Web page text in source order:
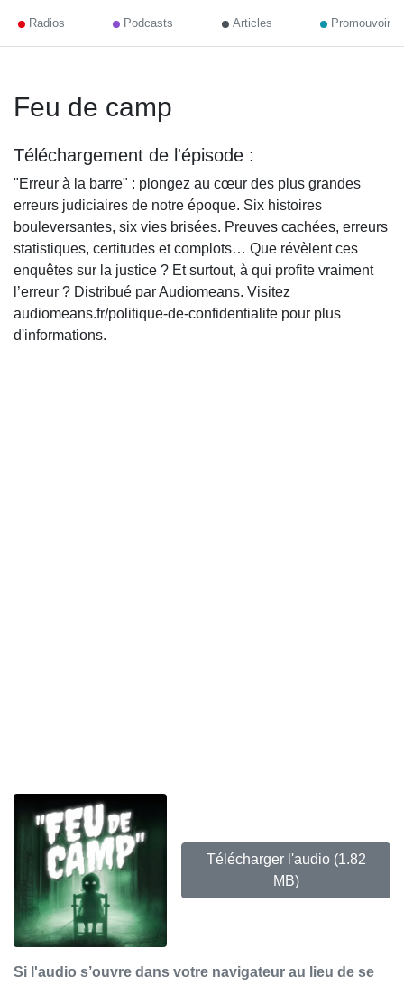
Radios Podcasts Articles Promouvoir
Feu de camp
Téléchargement de l'épisode :
"Erreur à la barre" : plongez au cœur des plus grandes
erreurs judiciaires de notre époque. Six histoires
bouleversantes, six vies brisées. Preuves cachées, erreurs
statistiques, certitudes et complots… Que révèlent ces
enquêtes sur la justice ? Et surtout, à qui profite vraiment
l’erreur ? Distribué par Audiomeans. Visitez
audiomeans.fr/politique-de-confidentialite pour plus
d'informations.
Télécharger l'audio (1.82
MB)
Si l'audio s’ouvre dans votre navigateur au lieu de se